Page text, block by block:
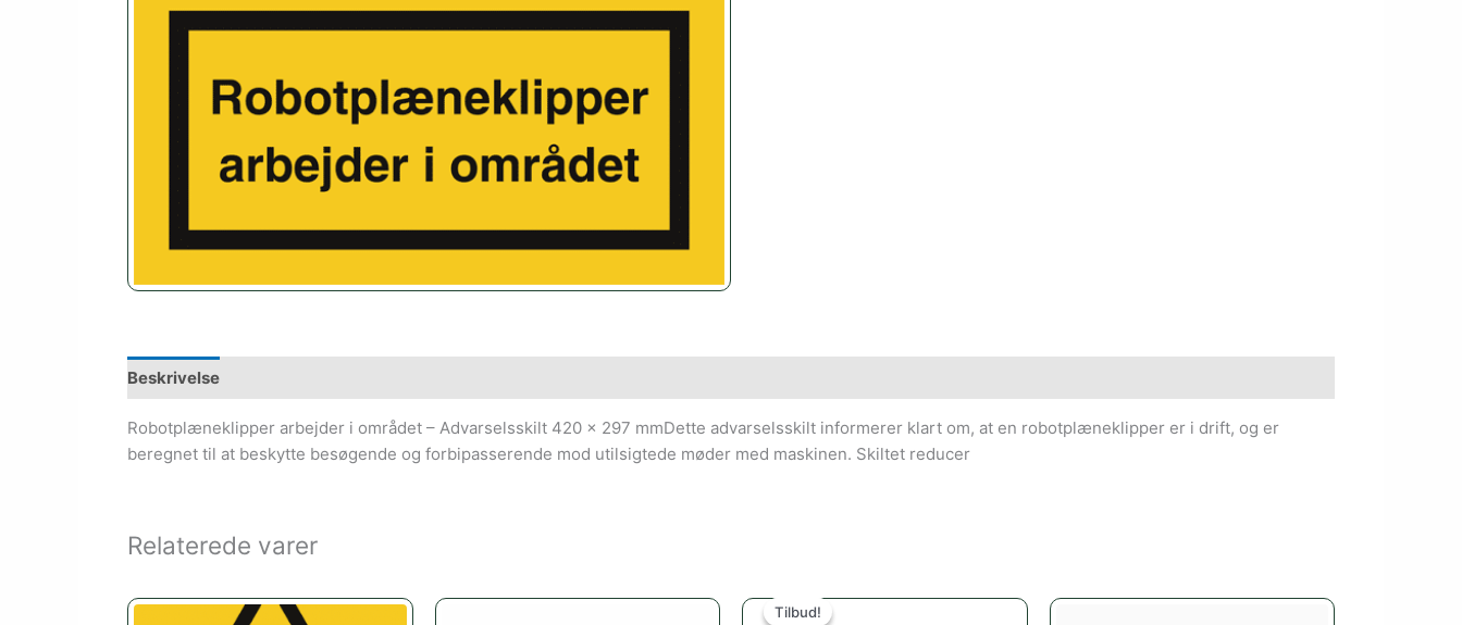
Beskrivelse
Robotplæneklipper arbejder i området – Advarselsskilt 420 x 297 mmDette advarselsskilt informerer klart om, at en robotplæneklipper er i drift, og er
beregnet til at beskytte besøgende og forbipasserende mod utilsigtede møder med maskinen. Skiltet reducer
Relaterede varer
Tilbud!
Tilbud!
oprindelige
pris
aktuelle